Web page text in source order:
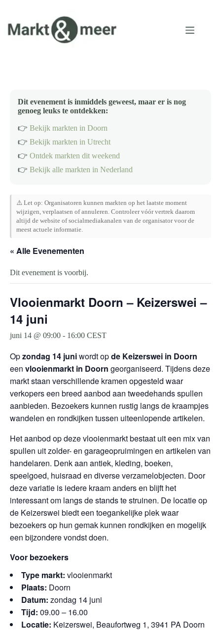
inhoud
Dit evenement is inmiddels geweest, maar er is nog
genoeg leuks te ontdekken:
👉 Bekijk markten in Doorn
👉 Bekijk markten in Utrecht
👉 Ontdek markten dit weekend
👉 Bekijk alle markten in Nederland
⚠️ Let op: Organisatoren kunnen markten op het laatste moment
wijzigen, verplaatsen of annuleren. Controleer vóór vertrek daarom
altijd de website of socialmediakanalen van de organisator voor de
meest actuele informatie.
« Alle Evenementen
Dit evenement is voorbij.
Vlooienmarkt Doorn – Keizerswei –
14 juni
juni 14 @ 09:00 - 16:00 CEST
Opzondag 14 juniwordt opde Keizerswei in Doorn
een vlooienmarkt in Doorn georganiseerd. Tijdens deze
markt staan verschillende kramen opgesteld waar
verkopers een breed aanbod aan tweedehands spullen
aanbieden. Bezoekers kunnen rustig langs de kraampjes
wandelen en rondkijken tussen uiteenlopende artikelen.
Het aanbod op deze vlooienmarkt bestaat uit een mix van
spullen uit zolder- en garageopruimingen en artikelen van
handelaren. Denk aan antiek, kleding, boeken,
speelgoed, huisraad en diverse verzamelobjecten. Door
deze variatie is iedere kraam anders en blijft het
interessant om langs de stands te struinen. De locatie op
de Keizerswei biedt een toegankelijke plek waar
bezoekers op hun gemak kunnen rondkijken en mogelijk
een bijzondere vondst doen.
Voor bezoekers
Type markt: vlooienmarkt
Plaats: Doorn
Datum: zondag 14 juni
Tijd: 09.00 – 16.00
Locatie: Keizerswei, Beaufortweg 1, 3941 PA Doorn